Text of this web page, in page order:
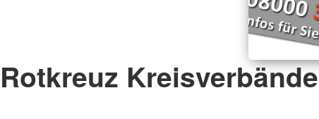
Rotkreuz Kreisverbände